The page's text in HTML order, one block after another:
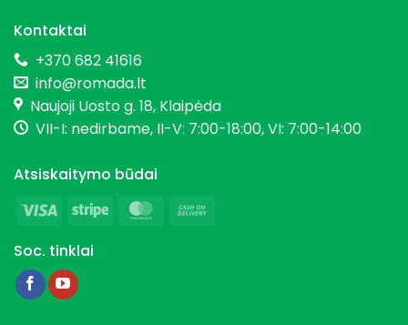
Kontaktai
+370 682 41616
info@romada.lt
Naujoji Uosto g. 18, Klaipėda
VII-I: nedirbame, II-V: 7:00-18:00, VI: 7:00-14:00
Atsiskaitymo būdai
Visa
Stripe MasterCard
Soc. tinklai